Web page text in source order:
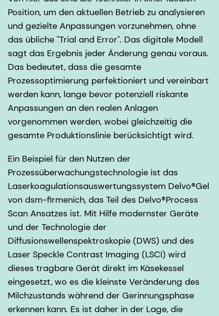
Position, um den aktuellen Betrieb zu analysieren
und gezielte Anpassungen vorzunehmen, ohne
das übliche "Trial and Error". Das digitale Modell
sagt das Ergebnis jeder Änderung genau voraus.
Das bedeutet, dass die gesamte
Prozessoptimierung perfektioniert und vereinbart
werden kann, lange bevor potenziell riskante
Anpassungen an den realen Anlagen
vorgenommen werden, wobei gleichzeitig die
gesamte Produktionslinie berücksichtigt wird.
Ein Beispiel für den Nutzen der
Prozessüberwachungstechnologie ist das
Laserkoagulationsauswertungssystem Delvo®Gel
von dsm-firmenich, das Teil des Delvo®Process
Scan Ansatzes ist. Mit Hilfe modernster Geräte
und der Technologie der
Diffusionswellenspektroskopie (DWS) und des
Laser Speckle Contrast Imaging (LSCI) wird
dieses tragbare Gerät direkt im Käsekessel
eingesetzt, wo es die kleinste Veränderung des
Milchzustands während der Gerinnungsphase
erkennen kann. Es ist daher in der Lage, die